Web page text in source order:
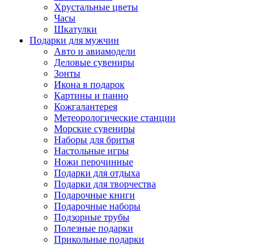
Хрустальные цветы
Часы
Шкатулки
Подарки для мужчин
Авто и авиамодели
Деловые сувениры
Зонты
Икона в подарок
Картины и панно
Кожгалантерея
Метеорологические станции
Морские сувениры
Наборы для бритья
Настольные игры
Ножи перочинные
Подарки для отдыха
Подарки для творчества
Подарочные книги
Подарочные наборы
Подзорные трубы
Полезные подарки
Прикольные подарки